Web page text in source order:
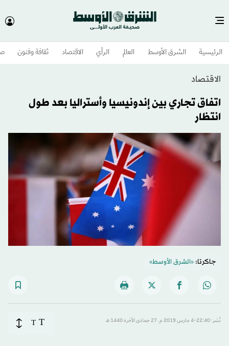
الرئيسية الشرق الأوسط​ العالم الرأي الاقتصاد ثقافة وفنون
الاقتصاد
اتفاق تجاري بين إندونيسيا وأستراليا بعد طول
انتظار
جاكرتا:«الشرق الأوسط»
نُشر: 22:40-4 مارس 2019 م ـ 27 جمادى الآخرة 1440 هـ T
T